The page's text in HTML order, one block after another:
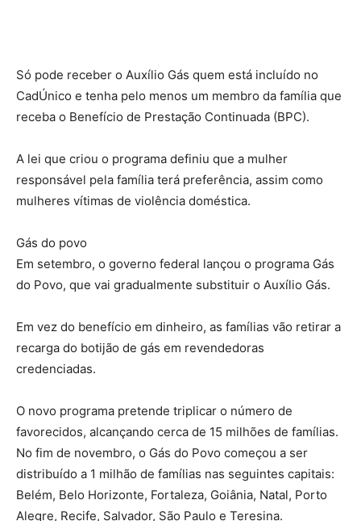
Só pode receber o Auxílio Gás quem está incluído no
CadÚnico e tenha pelo menos um membro da família que
receba o Benefício de Prestação Continuada (BPC).
A lei que criou o programa definiu que a mulher
responsável pela família terá preferência, assim como
mulheres vítimas de violência doméstica.
Gás do povo
Em setembro, o governo federal lançou o programa Gás
do Povo, que vai gradualmente substituir o Auxílio Gás.
Em vez do benefício em dinheiro, as famílias vão retirar a
recarga do botijão de gás em revendedoras
credenciadas.
O novo programa pretende triplicar o número de
favorecidos, alcançando cerca de 15 milhões de famílias.
No fim de novembro, o Gás do Povo começou a ser
distribuído a 1 milhão de famílias nas seguintes capitais:
Belém, Belo Horizonte, Fortaleza, Goiânia, Natal, Porto
Alegre, Recife, Salvador, São Paulo e Teresina.